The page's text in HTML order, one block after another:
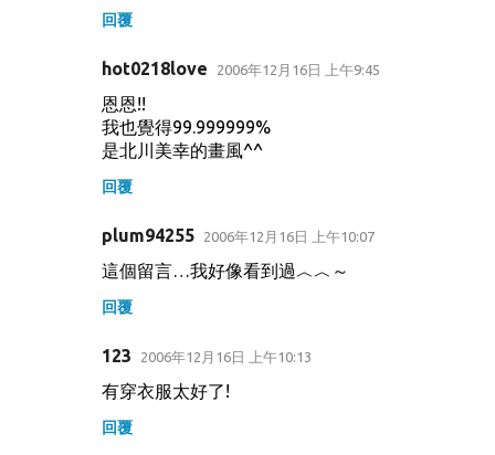
回覆
hot0218love 2006年12月16日 上午9:45
恩恩!!
我也覺得99.999999%
是北川美幸的畫風^^
回覆
plum94255 2006年12月16日 上午10:07
這個留言…我好像看到過︿︿～
回覆
123 2006年12月16日 上午10:13
有穿衣服太好了!
回覆